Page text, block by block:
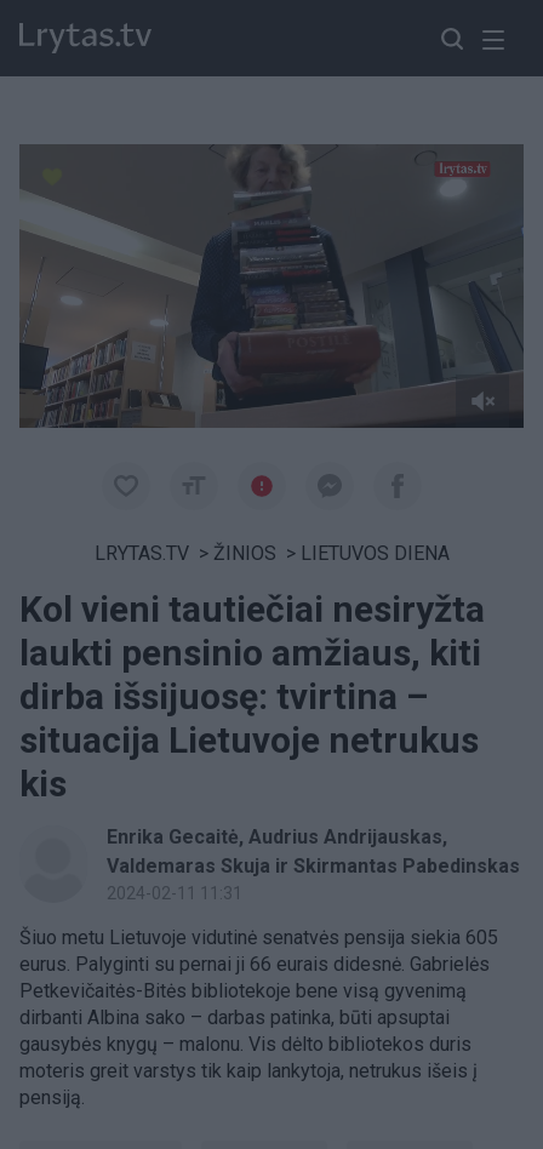
LRYTAS.TV > ŽINIOS > LIETUVOS DIENA
Kol vieni tautiečiai nesiryžta
laukti pensinio amžiaus, kiti
dirba išsijuosę: tvirtina –
situacija Lietuvoje netrukus
kis
Enrika Gecaitė, Audrius Andrijauskas,
Valdemaras Skuja ir Skirmantas Pabedinskas
2024-02-11 11:31
Šiuo metu Lietuvoje vidutinė senatvės pensija siekia 605
eurus. Palyginti su pernai ji 66 eurais didesnė. Gabrielės
Petkevičaitės-Bitės bibliotekoje bene visą gyvenimą
dirbanti Albina sako – darbas patinka, būti apsuptai
gausybės knygų – malonu. Vis dėlto bibliotekos duris
moteris greit varstys tik kaip lankytoja, netrukus išeis į
pensiją.